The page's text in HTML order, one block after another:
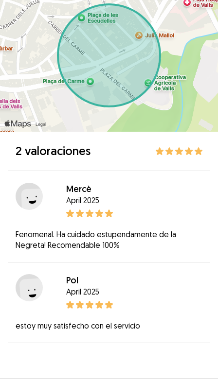
2 valoraciones
Mercè
April 2025
Fenomenal. Ha cuidado estupendamente de la
Negreta! Recomendable 100%
Pol
April 2025
estoy muy satisfecho con el servicio